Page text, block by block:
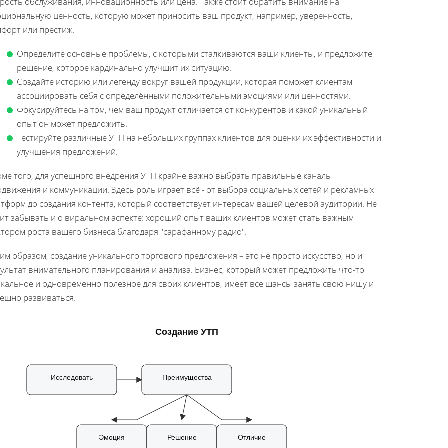
ценность, которую может приносить ваш продукт, например, уверенность,
или престиж.
Определите основные проблемы, с которыми сталкиваются ваши клиенты, и предложите
решение, которое кардинально улучшит их ситуацию.
Создайте историю или легенду вокруг вашей продукции, которая поможет клиентам
ассоциировать себя с определёнными положительными эмоциями или ценностями.
Фокусируйтесь на том, чем ваш продукт отличается от конкурентов и какой уникальный
опыт он может предложить.
Тестируйте различные УТП на небольших группах клиентов для оценки их эффективности и
улучшения предложений.
того, для успешного внедрения УТП крайне важно выбрать правильные каналы
и коммуникации. Здесь роль играет всё - от выбора социальных сетей и рекламных
до создания контента, который соответствует интересам вашей целевой аудитории. Не
забывать и о виральном аспекте: хороший опыт ваших клиентов может стать важным
роста вашего бизнеса благодаря "сарафанному радио".
образом, создание уникального торгового предложения – это не просто искусство, но и
внимательного планирования и анализа. Бизнес, который может предложить что-то
и одновременно полезное для своих клиентов, имеет все шансы занять свою нишу и
развиваться.
Создание УТП
Исследовать Преимущества
Эмоция Решение Отличие